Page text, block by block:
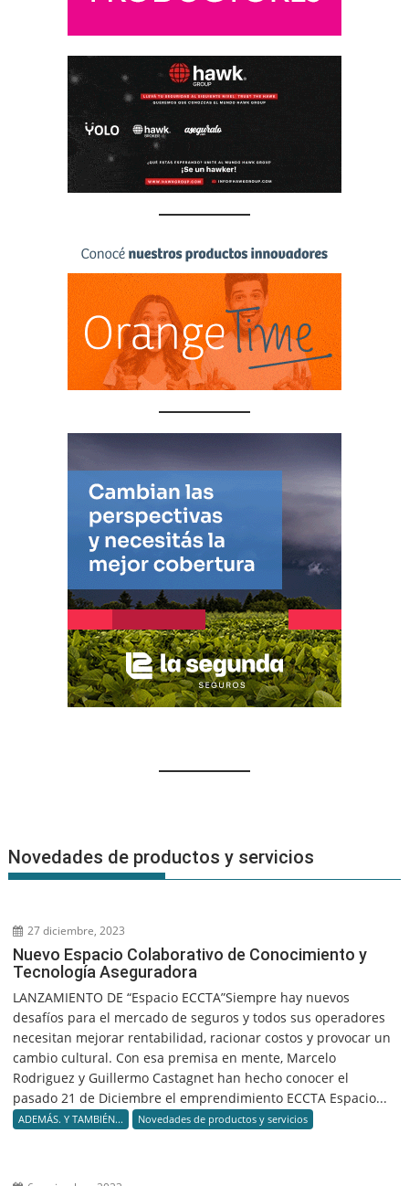
Novedades de productos y servicios
27 diciembre, 2023
Nuevo Espacio Colaborativo de Conocimiento y
Tecnología Aseguradora
LANZAMIENTO DE “Espacio ECCTA”Siempre hay nuevos
desafíos para el mercado de seguros y todos sus operadores
necesitan mejorar rentabilidad, racionar costos y provocar un
cambio cultural. Con esa premisa en mente, Marcelo
Rodriguez y Guillermo Castagnet han hecho conocer el
pasado 21 de Diciembre el emprendimiento ECCTA Espacio...
ADEMÁS. Y TAMBIÉN... Novedades de productos y servicios